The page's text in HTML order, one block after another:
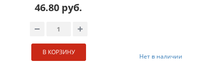
46.80 руб.
В КОРЗИНУ
Нет в наличии